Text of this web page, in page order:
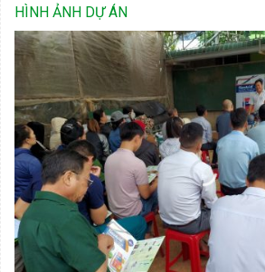
HÌNH ẢNH DỰ ÁN